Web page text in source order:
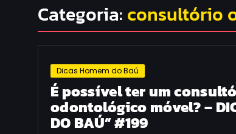
Categoria: consultório
Dicas Homem do Baú
É possível ter um
odontológico móvel? –
DO BAÚ” #199